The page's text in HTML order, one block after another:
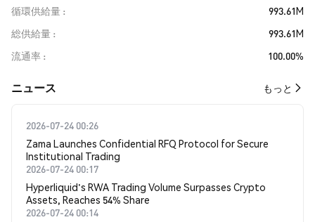
循環供給量
993.61M
総供給量
993.61M
流通率
100.00%
​​ニュース​​ もっと
2026-07-24 00:26
Zama Launches Confidential RFQ Protocol for Secure
Institutional Trading
2026-07-24 00:17
Hyperliquid's RWA Trading Volume Surpasses Crypto
Assets, Reaches 54% Share
2026-07-24 00:14